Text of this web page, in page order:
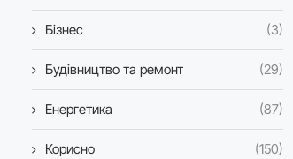
Бізнес (3)
Будівництво та ремонт (29)
Енергетика (87)
Корисно (150)